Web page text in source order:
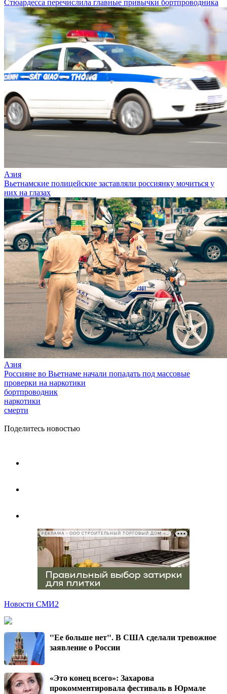
Стюардесса перечислила главные привычки бортпроводника
Азия
Вьетнамские полицейские заставляли россиянку мочиться у
них на глазах
Азия
Россияне во Вьетнаме начали попадать под массовые
проверки на наркотики
бортпроводник
наркотики
смерти
Поделитесь новостью
РЕКЛАМА • ООО СТРОИТЕЛЬНЫЙ ТОРГОВЫЙ ДОМ «ПЕТРОВИЧ», ИНН 7802348846
Новости СМИ2
"Ее больше нет". В США сделали тревожное
заявление о России
«Это конец всего»: Захарова
прокомментировала фестиваль в Юрмале